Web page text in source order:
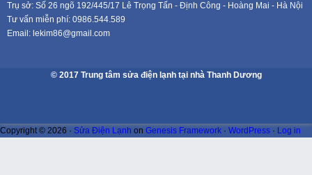
Trụ sở: Số 26 ngõ 192/445/17 Lê Trọng Tấn - Định Công - Hoàng Mai - Hà Nội
Tư vấn miễn phí: 0986.544.589
Email: lekim86@gmail.com
© 2017 Trung tâm sửa điện lạnh tại nhà Thanh Dương
Copyright © 2026 · Sửa Điện Lạnh on Genesis Framework · WordPress · Log in